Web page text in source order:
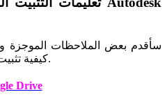
سأقدم بعض الملاحظات الموجزة
كيفية تثبيت البرنامج وكسره في هذا الجزء.
Drive